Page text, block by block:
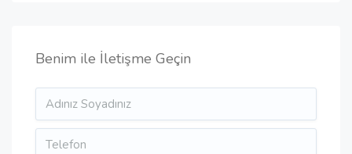
Benim ile İletişme Geçin